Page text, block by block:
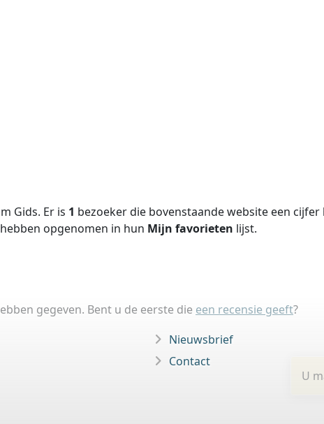
Gids. Er is 1 bezoeker die bovenstaande website een cijfer
opgenomen in hun Mijn favorieten lijst.
gegeven. Bent u de eerste die een recensie geeft?
U
Nieuwsbrief
Contact